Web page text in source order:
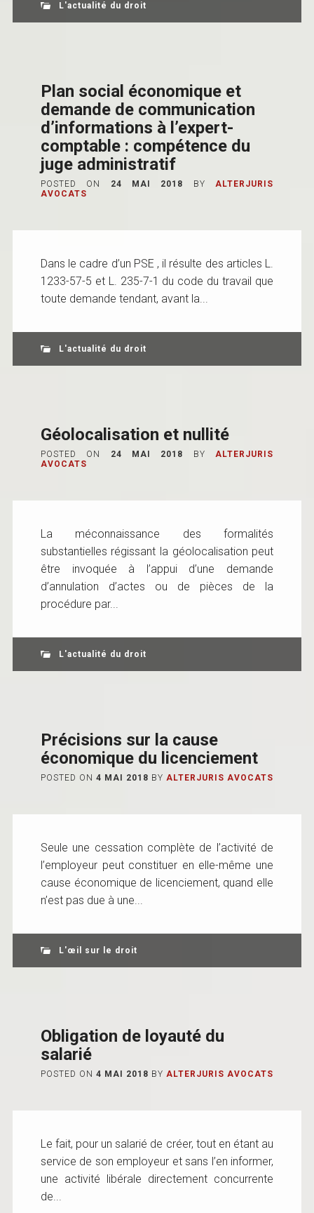
L'actualité du droit
Plan social économique et
demande de communication
d’informations à l’expert-
comptable : compétence du
juge administratif
POSTED ON 24 MAI 2018 BY
ALTERJURIS
AVOCATS
Dans le cadre d’un PSE , il résulte des articles L.
1233-57-5 et L. 235-7-1 du code du travail que
toute demande tendant, avant la...
L'actualité du droit
Géolocalisation et nullité
POSTED ON 24 MAI 2018 BY
ALTERJURIS
AVOCATS
La méconnaissance des formalités
substantielles régissant la géolocalisation peut
être invoquée à l’appui d’une demande
d’annulation d’actes ou de pièces de la
procédure par...
L'actualité du droit
Précisions sur la cause
économique du licenciement
POSTED ON 4 MAI 2018 BY ALTERJURIS AVOCATS
Seule une cessation complète de l’activité de
l’employeur peut constituer en elle-même une
cause économique de licenciement, quand elle
n’est pas due à une...
L'œil sur le droit
Obligation de loyauté du
salarié
POSTED ON 4 MAI 2018 BY ALTERJURIS AVOCATS
Le fait, pour un salarié de créer, tout en étant au
service de son employeur et sans l’en informer,
une activité libérale directement concurrente
de...